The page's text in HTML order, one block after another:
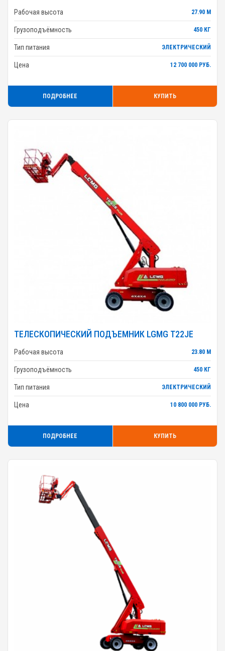
Рабочая высота 27.90 М
Грузоподъёмность 450 КГ
Тип питания ЭЛЕКТРИЧЕСКИЙ
Цена 12 700 000 РУБ.
ПОДРОБНЕЕ КУПИТЬ
ТЕЛЕСКОПИЧЕСКИЙ ПОДЪЕМНИК LGMG T22JE
Рабочая высота 23.80 М
Грузоподъёмность 450 КГ
Тип питания ЭЛЕКТРИЧЕСКИЙ
Цена 10 800 000 РУБ.
ПОДРОБНЕЕ КУПИТЬ